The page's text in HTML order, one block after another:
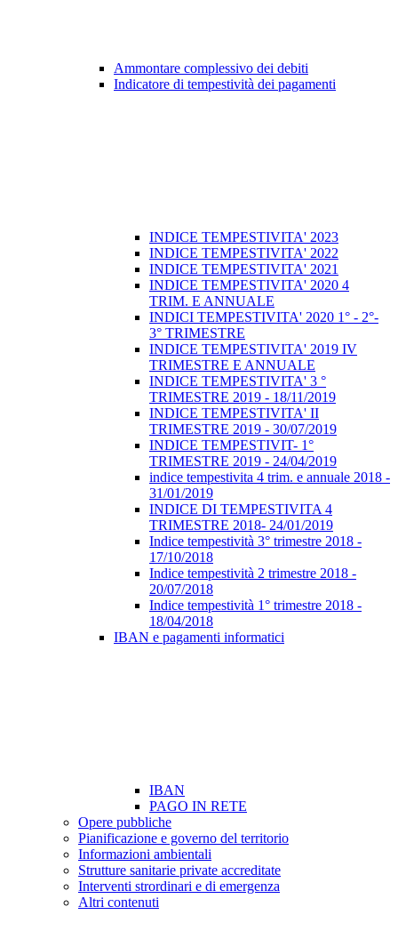
Ammontare complessivo dei debiti
Indicatore di tempestività dei pagamenti
INDICE TEMPESTIVITA' 2023
INDICE TEMPESTIVITA' 2022
INDICE TEMPESTIVITA' 2021
INDICE TEMPESTIVITA' 2020 4
TRIM. E ANNUALE
INDICI TEMPESTIVITA' 2020 1° - 2°-
3° TRIMESTRE
INDICE TEMPESTIVITA' 2019 IV
TRIMESTRE E ANNUALE
INDICE TEMPESTIVITA' 3 °
TRIMESTRE 2019 - 18/11/2019
INDICE TEMPESTIVITA' II
TRIMESTRE 2019 - 30/07/2019
INDICE TEMPESTIVIT- 1°
TRIMESTRE 2019 - 24/04/2019
indice tempestivita 4 trim. e annuale 2018 -
31/01/2019
INDICE DI TEMPESTIVITA 4
TRIMESTRE 2018- 24/01/2019
Indice tempestività 3° trimestre 2018 -
17/10/2018
Indice tempestività 2 trimestre 2018 -
20/07/2018
Indice tempestività 1° trimestre 2018 -
18/04/2018
IBAN e pagamenti informatici
IBAN
PAGO IN RETE
Opere pubbliche
Pianificazione e governo del territorio
Informazioni ambientali
Strutture sanitarie private accreditate
Interventi strordinari e di emergenza
Altri contenuti